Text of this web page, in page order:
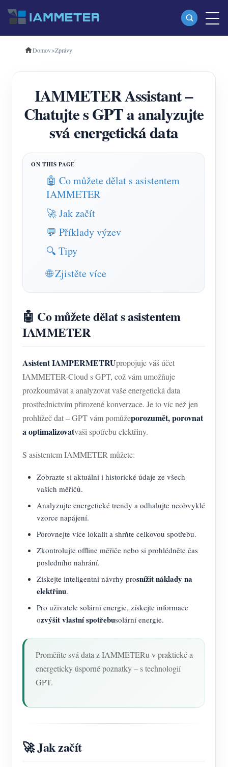
produkty
Třífázový Wi-Fi měřič energie (WEM3080T)
Třífázový Wi-Fi měřič energie (WEM3046T)
Třífázový Wi-Fi měřič energie (WEM3050T)
WiFi Power Controller
Samoobslužná hostingová služba
Nabíječka EV
Simulátor IAMMETER
Virtuální měřič
Systém energetického předpovídání a simulace
Aplikace
Monitor energie solárního FV systému
Monitor spotřeby elektřiny
Automatizace domácnosti
Tovární energetické monitorování
Ukládat
Zdroje
Dokument
Výukové video
FAQ
Zprávy
Blogy
Společenství
Vývojář
Prozkoumat
Program odměn
Kontakt
O nás
Domov>Zprávy
IAMMETER Assistant –
Chatujte s GPT a analyzujte
svá energetická data
🤖 Co můžete dělat s asistentem
IAMMETER
🚀 Jak začít
💬 Příklady výzev
🔍 Tipy
🌐 Zjistěte více
🤖 Co můžete dělat s asistentem
IAMMETER
Asistent IAMPERMETRUpropojuje váš účet
IAMMETER-Cloud s GPT, což vám umožňuje
prozkoumávat a analyzovat vaše energetická data
prostřednictvím přirozené konverzace. Je to víc než jen
prohlížeč dat – GPT vám pomůžeporozumět, porovnat
a optimalizovatvaši spotřebu elektřiny.
S asistentem IAMMETER můžete:
Zobrazte si aktuální i historické údaje ze všech
vašich měřičů.
Analyzujte energetické trendy a odhalujte neobvyklé
vzorce napájení.
Porovnejte více lokalit a shrňte celkovou spotřebu.
Zkontrolujte offline měřiče nebo si prohlédněte čas
posledního nahrání.
Získejte inteligentní návrhy prosnížit náklady na
elektřinu.
Pro uživatele solární energie, získejte informace
ozvýšit vlastní spotřebusolární energie.
Proměňte svá data z IAMMETERu v praktické a
energeticky úsporné poznatky – s technologií
GPT.
🚀 Jak začít